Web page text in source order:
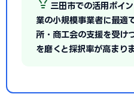
三田市での活用ポイ
業の小規模事業者に最適
所・商工会の支援を受け
を磨くと採択率が高まりま